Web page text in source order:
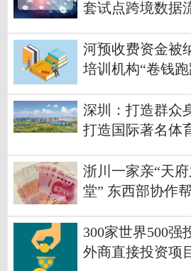
套试点跨境数据
河预收费资金被
培训机构“卷钱跑
深圳：打造群众
打造国际著名体
浙川一家亲“天
堂” 东西部协作
300家世界500强
外商直接投资项